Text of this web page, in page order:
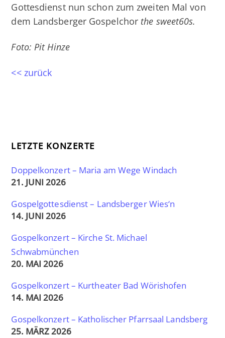
Gottesdienst nun schon zum zweiten Mal von
dem Landsberger Gospelchor the sweet60s.
Foto: Pit Hinze
<< zurück
LETZTE KONZERTE
Doppelkonzert – Maria am Wege Windach
21. JUNI 2026
Gospelgottesdienst – Landsberger Wies‘n
14. JUNI 2026
Gospelkonzert – Kirche St. Michael
Schwabmünchen
20. MAI 2026
Gospelkonzert – Kurtheater Bad Wörishofen
14. MAI 2026
Gospelkonzert – Katholischer Pfarrsaal Landsberg
25. MÄRZ 2026